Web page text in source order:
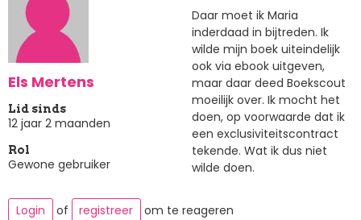
Els Mertens
Lid sinds
12 jaar 2 maanden
Rol
Gewone gebruiker
Daar moet ik Maria
inderdaad in bijtreden. Ik
wilde mijn boek uiteindelijk
ook via ebook uitgeven,
maar daar deed Boekscout
moeilijk over. Ik mocht het
doen, op voorwaarde dat ik
een exclusiviteitscontract
tekende. Wat ik dus niet
wilde doen.
Login of registreer om te reageren